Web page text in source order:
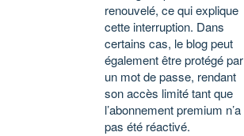
renouvelé, ce qui explique
cette interruption. Dans
certains cas, le blog peut
également être protégé par
un mot de passe, rendant
son accès limité tant que
l’abonnement premium n’a
pas été réactivé.